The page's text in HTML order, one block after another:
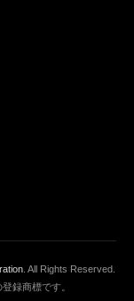
. All Rights Reserved.
録商標です。